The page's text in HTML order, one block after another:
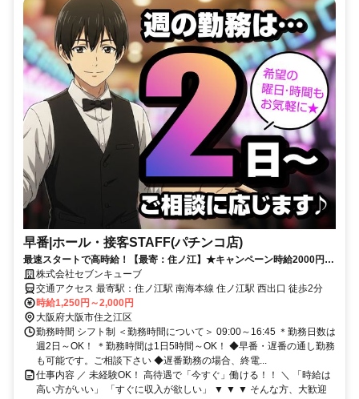
早番|ホール・接客STAFF(パチンコ店)
最速スタートで高時給！【最寄：住ノ江】★キャンペーン時給2000円★
週2日～＆短時間も可能！しっかり稼げる◎日払い即日対応！
株式会社セブンキューブ
交通アクセス 最寄駅：住ノ江駅 南海本線 住ノ江駅 西出口 徒歩2分
時給1,250円～2,000円
大阪府大阪市住之江区
勤務時間 シフト制 ＜勤務時間について＞ 09:00～16:45 ＊勤務日数は
週2日～OK！ ＊勤務時間は1日5時間～OK！ ◆早番・遅番の通し勤務
も可能です。ご相談下さい ◆遅番勤務の場合、終電...
仕事内容 ／ 未経験OK！ 高待遇で「今すぐ」働ける！！ ＼ 「時給は
高い方がいい」 「すぐに収入が欲しい」 ▼ ▼ ▼ そんな方、大歓迎